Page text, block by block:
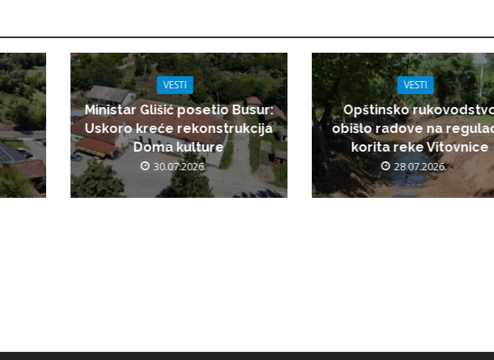
VESTI
Ministar Glišić posetio Busur:
Uskoro kreće rekonstrukcija
Doma kulture
30.07.2026.
VESTI
Opštinsko
obišlo radove na
korita reke Vitovnice
28.07.2026.